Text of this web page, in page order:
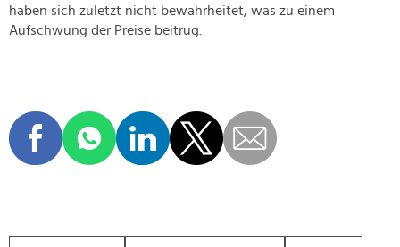
haben sich zuletzt nicht bewahrheitet, was zu einem
Aufschwung der Preise beitrug.